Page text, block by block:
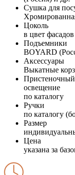
Сушка для
Цоколь
в цвет
Подъемники
BOYARD
Аксессуары
Выкатные
Пристеночный
освещение
по каталогу
Ручки
по каталогу
Размер
Цена
указана за